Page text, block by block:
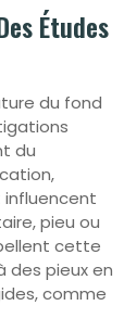
Études
du fond
du
influencent
pieu ou
cette
des pieux en
comme